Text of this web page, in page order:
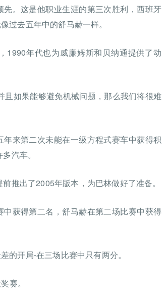
。这是他职业生涯的第三次胜利，西班牙
过去五年中的舒马赫一样。
1990年代也为威廉姆斯和贝纳通提供了动
且如果能够避免机械问题，那么我们将很难
来第二次未能在一级方程式赛车中获得积
汽车。
推出了2005年版本，为巴林做好了准备。
获得第二名，舒马赫在第二场比赛中获得
的开局-在三场比赛中只有两分。
赛。